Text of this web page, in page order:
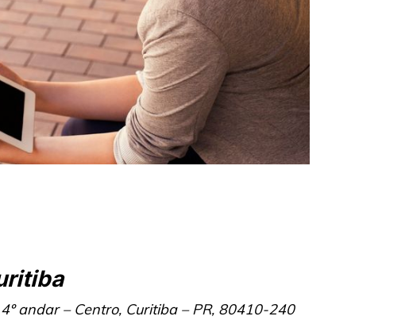
andar – Centro, Curitiba – PR, 80410-240